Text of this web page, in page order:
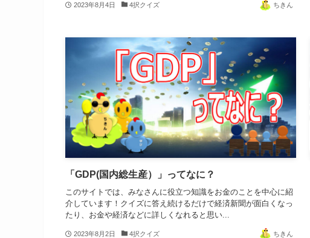
2023年8月4日 4択クイズ ちきん
「GDP(国内総生産）」ってなに？
このサイトでは、みなさんに役立つ知識をお金のことを中心に紹
介しています！クイズに答え続けるだけで経済新聞が面白くなっ
たり、お金や経済などに詳しくなれると思い...
2023年8月2日 4択クイズ ちきん